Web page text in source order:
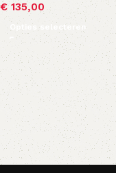
€135,00
Opties selecteren